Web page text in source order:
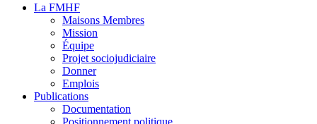
La FMHF
Maisons Membres
Mission
Équipe
Projet sociojudiciaire
Donner
Emplois
Publications
Documentation
Positionnement politique